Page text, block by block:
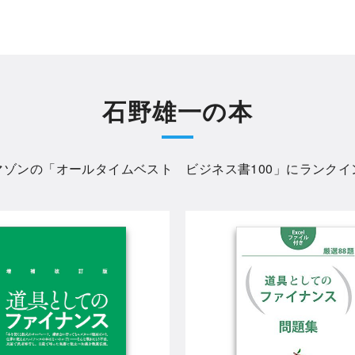
石野雄一の本
ンの「オールタイムベスト ビジネス書100 」にランク